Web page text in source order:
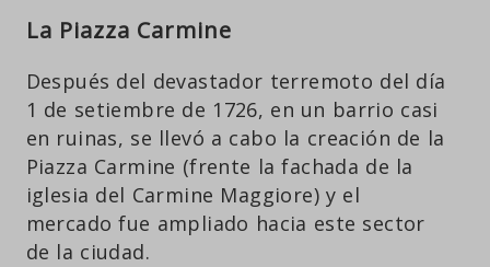
La Piazza Carmine
Después del devastador terremoto del día
1 de setiembre de 1726, en un barrio casi
en ruinas, se llevó a cabo la creación de la
Piazza Carmine (frente la fachada de la
iglesia del Carmine Maggiore) y el
mercado fue ampliado hacia este sector
de la ciudad.